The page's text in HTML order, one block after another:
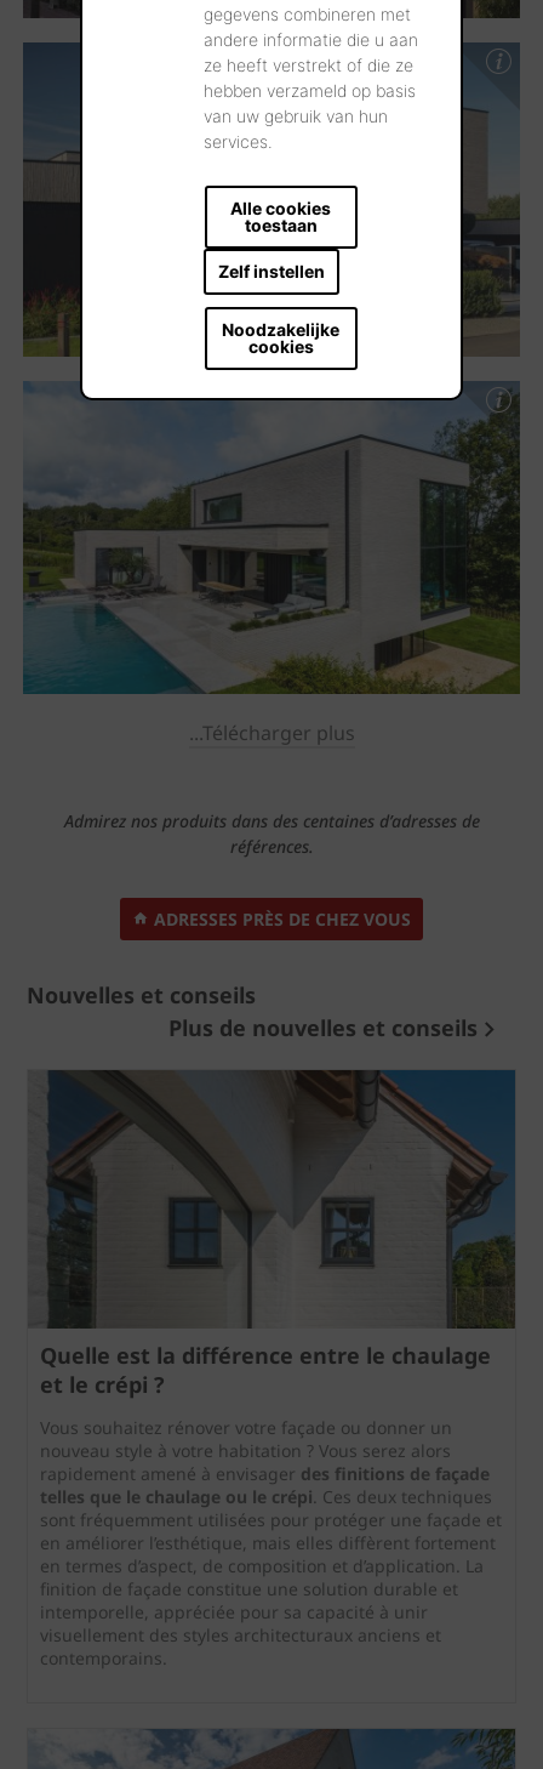
gegevens combineren met
andere informatie die u aan
ze heeft verstrekt of die ze
hebben verzameld op basis
van uw gebruik van hun
services.
Alle cookies
toestaan
Zelf instellen
Noodzakelijke
cookies
...Télécharger plus
Admirez nos produits dans des centaines d’adresses de
références.
ADRESSES PRÈS DE CHEZ VOUS
Nouvelles et conseils
Plus de nouvelles et conseils
Quelle est la différence entre le chaulage
et le crépi ?
Vous souhaitez rénover votre façade ou donner un
nouveau style à votre habitation ? Vous serez alors
rapidement amené à envisager des finitions de façade
telles que le chaulage ou le crépi. Ces deux techniques
sont fréquemment utilisées pour protéger une façade et
en améliorer l’esthétique, mais elles diffèrent fortement
en termes d’aspect, de composition et d’application. La
finition de façade constitue une solution durable et
intemporelle, appréciée pour sa capacité à unir
visuellement des styles architecturaux anciens et
contemporains.